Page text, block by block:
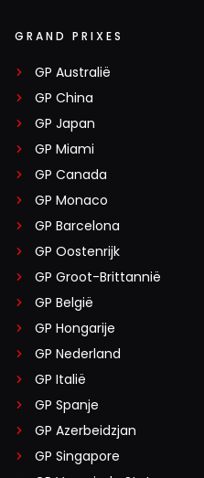
GRAND PRIXES
GP Australië
GP China
GP Japan
GP Miami
GP Canada
GP Monaco
GP Barcelona
GP Oostenrijk
GP Groot-Brittannië
GP België
GP Hongarije
GP Nederland
GP Italië
GP Spanje
GP Azerbeidzjan
GP Singapore